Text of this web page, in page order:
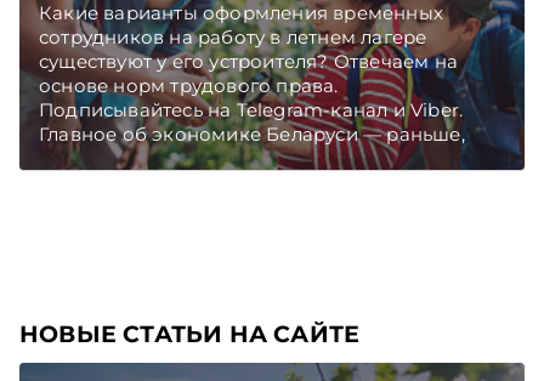
Какие варианты оформления временных
сотрудников на работу в летнем лагере
существуют у его устроителя? Отвечаем на
основе норм трудового права.
Подписывайтесь на Telegram‑канал и Viber.
Главное об экономике Беларуси — раньше,
чем в новостях TelegramViber
НОВЫЕ СТАТЬИ НА САЙТЕ